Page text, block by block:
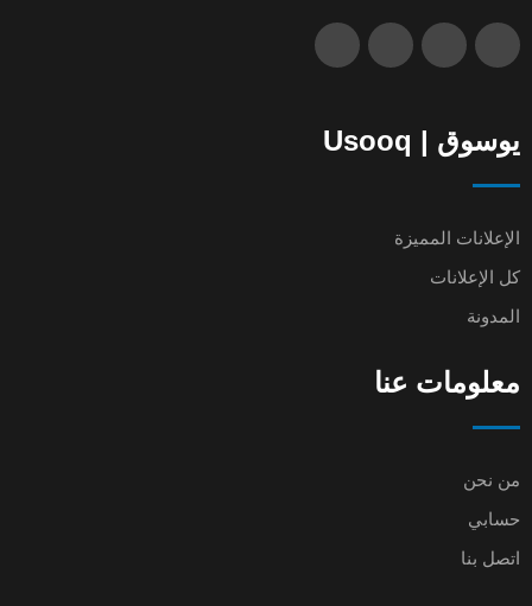
يوسوق | Usooq
الإعلانات المميزة
كل الإعلانات
المدونة
معلومات عنا
من نحن
حسابي
اتصل بنا